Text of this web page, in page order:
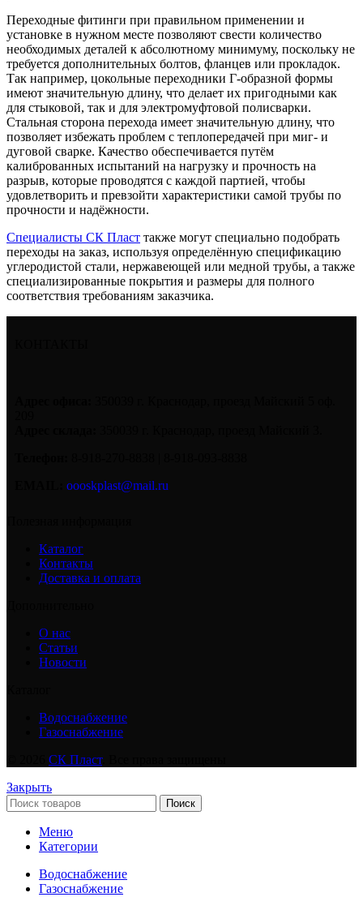
Переходные фитинги при правильном применении и
установке в нужном месте позволяют свести количество
необходимых деталей к абсолютному минимуму, поскольку не
требуется дополнительных болтов, фланцев или прокладок.
Так например, цокольные переходники Г-образной формы
имеют значительную длину, что делает их пригодными как
для стыковой, так и для электромуфтовой полисварки.
Стальная сторона перехода имеет значительную длину, что
позволяет избежать проблем с теплопередачей при миг- и
дуговой сварке. Качество обеспечивается путём
калиброванных испытаний на нагрузку и прочность на
разрыв, которые проводятся с каждой партией, чтобы
удовлетворить и превзойти характеристики самой трубы по
прочности и надёжности.
Специалисты СК Пласт также могут специально подобрать
переходы на заказ, используя определённую спецификацию
углеродистой стали, нержавеющей или медной трубы, а также
специализированные покрытия и размеры для полного
соответствия требованиям заказчика.
oooskplast@mail.ru
Каталог
Контакты
Доставка и оплата
О нас
Статьи
Новости
Водоснабжение
Газоснабжение
СК Пласт. Все права защищены
Закрыть
Поиск
Меню
Категории
Водоснабжение
Газоснабжение